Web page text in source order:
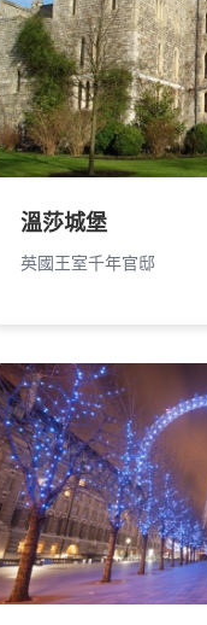
溫莎城堡
英國王室千年官邸